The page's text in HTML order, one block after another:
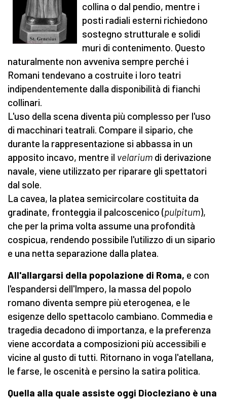
collina o dal pendio, mentre i
posti radiali esterni richiedono
sostegno strutturale e solidi
muri di contenimento. Questo
naturalmente non avveniva sempre perché i
Romani tendevano a costruite i loro teatri
indipendentemente dalla disponibilità di fianchi
collinari.
L'uso della scena diventa più complesso per l'uso
di macchinari teatrali. Compare il sipario, che
durante la rappresentazione si abbassa in un
apposito incavo, mentre il velarium di derivazione
navale, viene utilizzato per riparare gli spettatori
dal sole.
La cavea, la platea semicircolare costituita da
gradinate, fronteggia il palcoscenico (pulpitum),
che per la prima volta assume una profondità
cospicua, rendendo possibile l'utilizzo di un sipario
e una netta separazione dalla platea.
All'allargarsi della popolazione di Roma, e con
l'espandersi dell'Impero, la massa del popolo
romano diventa sempre più eterogenea, e le
esigenze dello spettacolo cambiano. Commedia e
tragedia decadono di importanza, e la preferenza
viene accordata a composizioni più accessibili e
vicine al gusto di tutti. Ritornano in voga l'atellana,
le farse, le oscenità e persino la satira politica.
Quella alla quale assiste oggi Diocleziano è una